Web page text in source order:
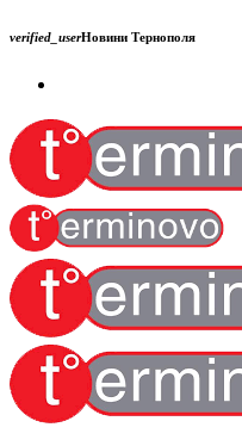
verified_userНовини Тернополя